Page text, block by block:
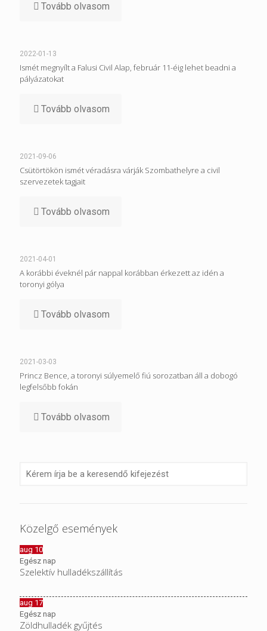
Tovább olvasom
2022-01-13
Ismét megnyílt a Falusi Civil Alap, február 11-éig lehet beadni a
pályázatokat
Tovább olvasom
2021-09-06
Csütörtökön ismét véradásra várják Szombathelyre a civil
szervezetek tagjait
Tovább olvasom
2021-04-01
A korábbi éveknél pár nappal korábban érkezett az idén a
toronyi gólya
Tovább olvasom
2021-03-03
Princz Bence, a toronyi súlyemelő fiú sorozatban áll a dobogó
legfelsőbb fokán
Tovább olvasom
Közelgő események
aug 10
Egész nap
Szelektív hulladékszállítás
aug 17
Egész nap
Zöldhulladék gyűjtés